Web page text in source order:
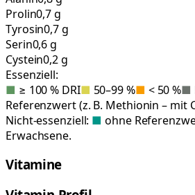
Prolin0,7 g
Tyrosin0,7 g
Serin0,6 g
Cystein0,2 g
Essenziell:
■ ≥ 100 % DRI■ 50–99 %■ < 50 %■
Referenzwert (z. B. Methionin – mit
Nicht-essenziell: ■ ohne
Erwachsene.
Vitamine